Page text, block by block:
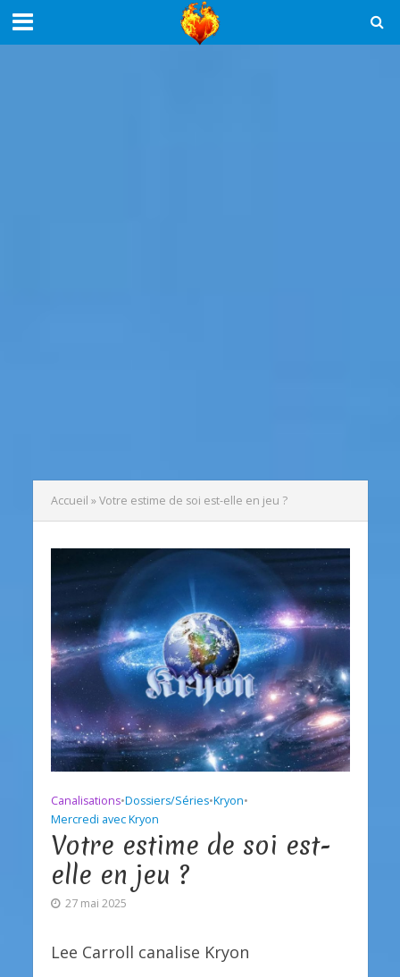
Accueil »Votre estime de soi est-elle en jeu ?
Canalisations•Dossiers/Séries•Kryon•
Mercredi avec Kryon
Votre estime de soi est-
elle en jeu ?
27 mai 2025
Lee Carroll canalise Kryon